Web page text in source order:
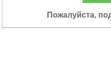
Пожалуйста,